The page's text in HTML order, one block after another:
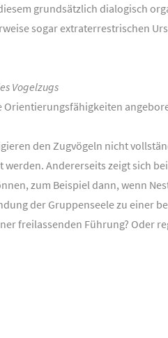
grundsätzlich dialogisch
sogar extraterrestrischen
Vogelzugs
den Zugvögeln nicht
Andererseits zeigt sich
zum Beispiel dann, wenn
der Gruppenseele zu einer
freilassenden Führung? Oder